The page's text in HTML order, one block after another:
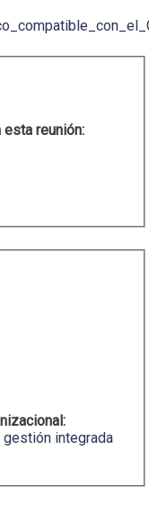
reunión:
gestión integrada